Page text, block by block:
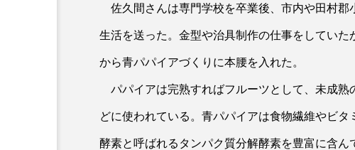
佐久間さんは専門学校を卒業後、市内や田村郡
生活を送った。金型や治具制作の仕事をしてい
から青パパイアづくりに本腰を入れた。
パパイアは完熟すればフルーツとして、未成熟
どに使われている。青パパイアは食物繊維やビ
酵素と呼ばれるタンパク質分解酵素を豊富に含ん